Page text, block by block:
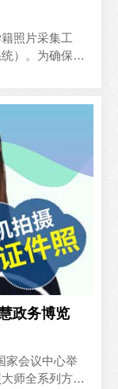
照片采集工
）。为确保照
政务博览
家会议中心举
师全系列方案